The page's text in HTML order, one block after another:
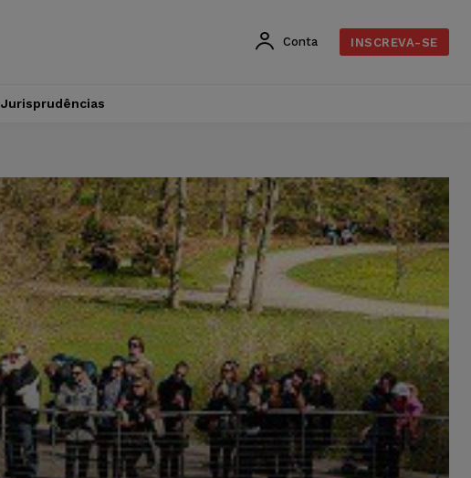
Conta INSCREVA-SE
Jurisprudências